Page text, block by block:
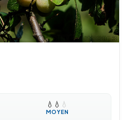
💧 💧 💧
MOYEN